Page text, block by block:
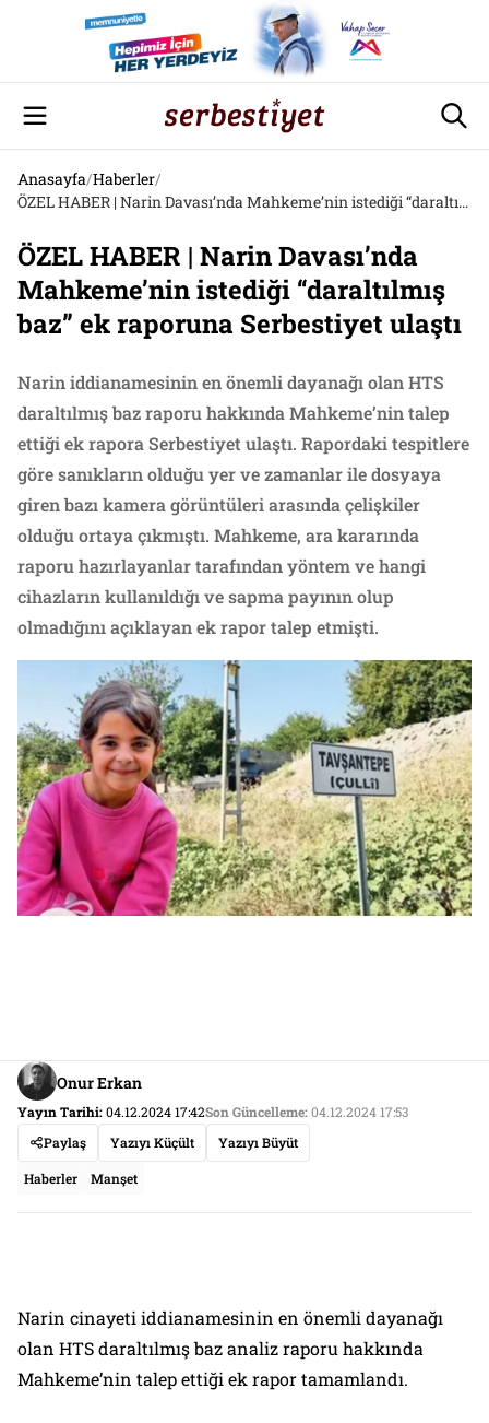
Anasayfa/Haberler/
ÖZEL HABER | Narin Davası’nda Mahkeme’nin istediği “daraltılmış baz” ek raporuna Serbestiyet ulaştı
ÖZEL HABER | Narin Davası’nda
Mahkeme’nin istediği “daraltılmış
baz” ek raporuna Serbestiyet ulaştı
Narin iddianamesinin en önemli dayanağı olan HTS
daraltılmış baz raporu hakkında Mahkeme’nin talep
ettiği ek rapora Serbestiyet ulaştı. Rapordaki tespitlere
göre sanıkların olduğu yer ve zamanlar ile dosyaya
giren bazı kamera görüntüleri arasında çelişkiler
olduğu ortaya çıkmıştı. Mahkeme, ara kararında
raporu hazırlayanlar tarafından yöntem ve hangi
cihazların kullanıldığı ve sapma payının olup
olmadığını açıklayan ek rapor talep etmişti.
Onur Erkan
Yayın Tarihi:04.12.2024 17:42Son Güncelleme:04.12.2024 17:53
Paylaş
Yazıyı Küçült Yazıyı Büyüt
Haberler Manşet
Narin cinayeti iddianamesinin en önemli dayanağı
olan HTS daraltılmış baz analiz raporu hakkında
Mahkeme’nin talep ettiği ek rapor tamamlandı.